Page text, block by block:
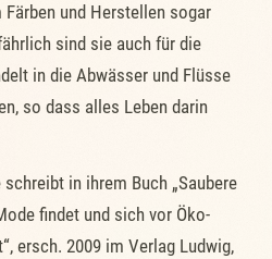
und Herstellen sogar
sind sie auch für die
in die Abwässer und Flüsse
so dass alles Leben darin
in ihrem Buch „Saubere
findet und sich vor Öko-
ersch. 2009 im Verlag Ludwig,